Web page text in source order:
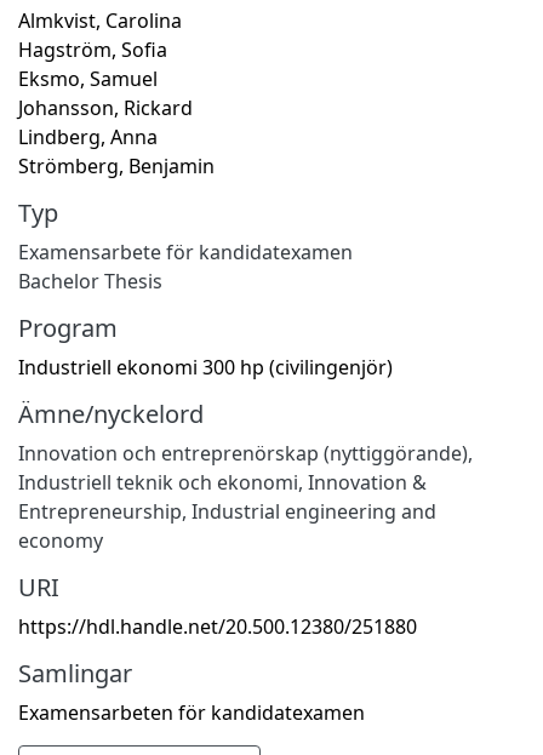
Almkvist, Carolina
Hagström, Sofia
Eksmo, Samuel
Johansson, Rickard
Lindberg, Anna
Strömberg, Benjamin
Typ
Examensarbete för kandidatexamen
Bachelor Thesis
Program
Industriell ekonomi 300 hp (civilingenjör)
Ämne/nyckelord
Innovation och entreprenörskap (nyttiggörande),
Industriell teknik och ekonomi, Innovation &
Entrepreneurship, Industrial engineering and
economy
URI
https://hdl.handle.net/20.500.12380/251880
Samlingar
Examensarbeten för kandidatexamen